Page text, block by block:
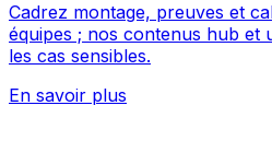
Cadrez montage, preuves et
équipes ; nos contenus hub et
les cas sensibles.
En savoir plus